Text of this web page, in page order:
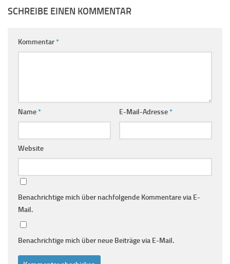
SCHREIBE EINEN KOMMENTAR
Kommentar*
Name* E-Mail-Adresse*
Website
Benachrichtige mich über nachfolgende Kommentare via E-
Mail.
Benachrichtige mich über neue Beiträge via E-Mail.